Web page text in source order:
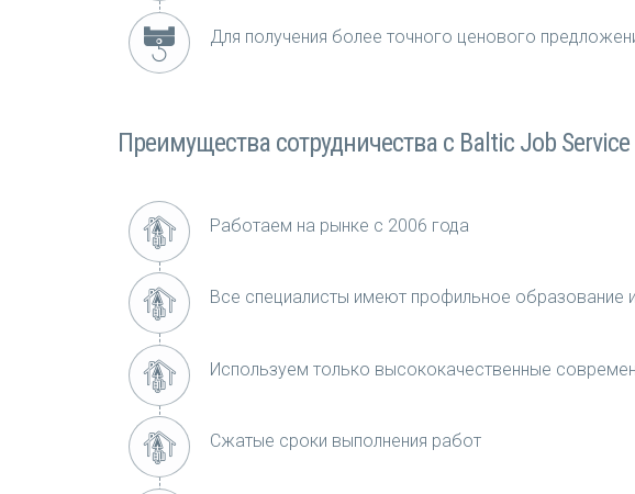
Для получения более точного ценового
Преимущества сотрудничества с Baltic Job Service
Работаем на рынке с 2006 года
Все специалисты имеют профильное образование
Используем только высококачественные
Сжатые сроки выполнения работ